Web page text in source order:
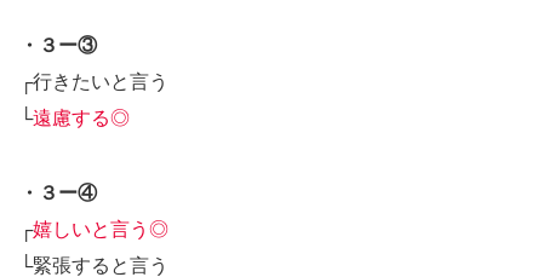
・３ー③
┌行きたいと言う
└遠慮する◎
・３ー④
┌嬉しいと言う◎
└緊張すると言う